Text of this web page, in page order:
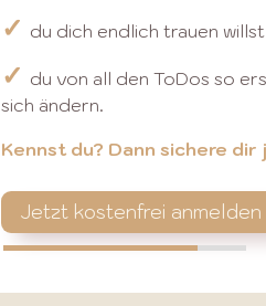
✓ du dich endlich trauen
✓ du von all den ToDos so
sich ändern.
Kennst du? Dann sichere
Jetzt kostenfrei anmelden
80%
80%